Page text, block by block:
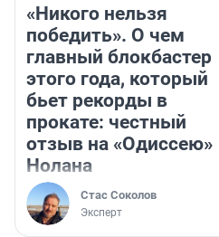
«Никого нельзя
победить». О чем
главный блокбастер
этого года, который
бьет рекорды в
прокате: честный
отзыв на «Одиссею»
Нолана
Стас Соколов
Эксперт